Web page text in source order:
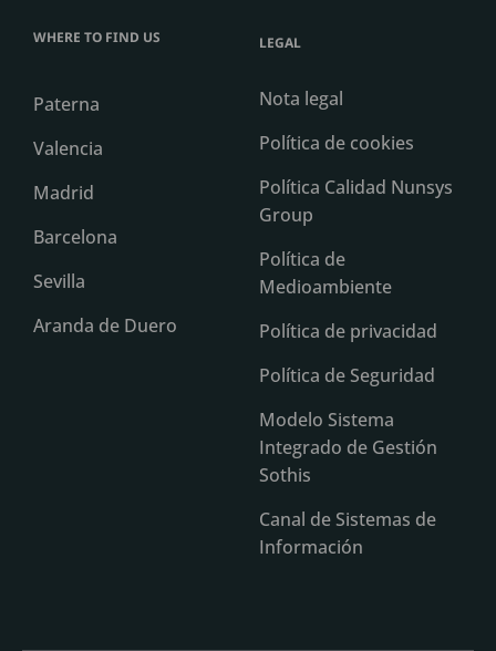
WHERE TO FIND US
Paterna
Valencia
Madrid
Barcelona
Sevilla
Aranda de Duero
LEGAL
Nota legal
Política de cookies
Política Calidad Nunsys
Group
Política de
Medioambiente
Política de privacidad
Política de Seguridad
Modelo Sistema
Integrado de Gestión
Sothis
Canal de Sistemas de
Información